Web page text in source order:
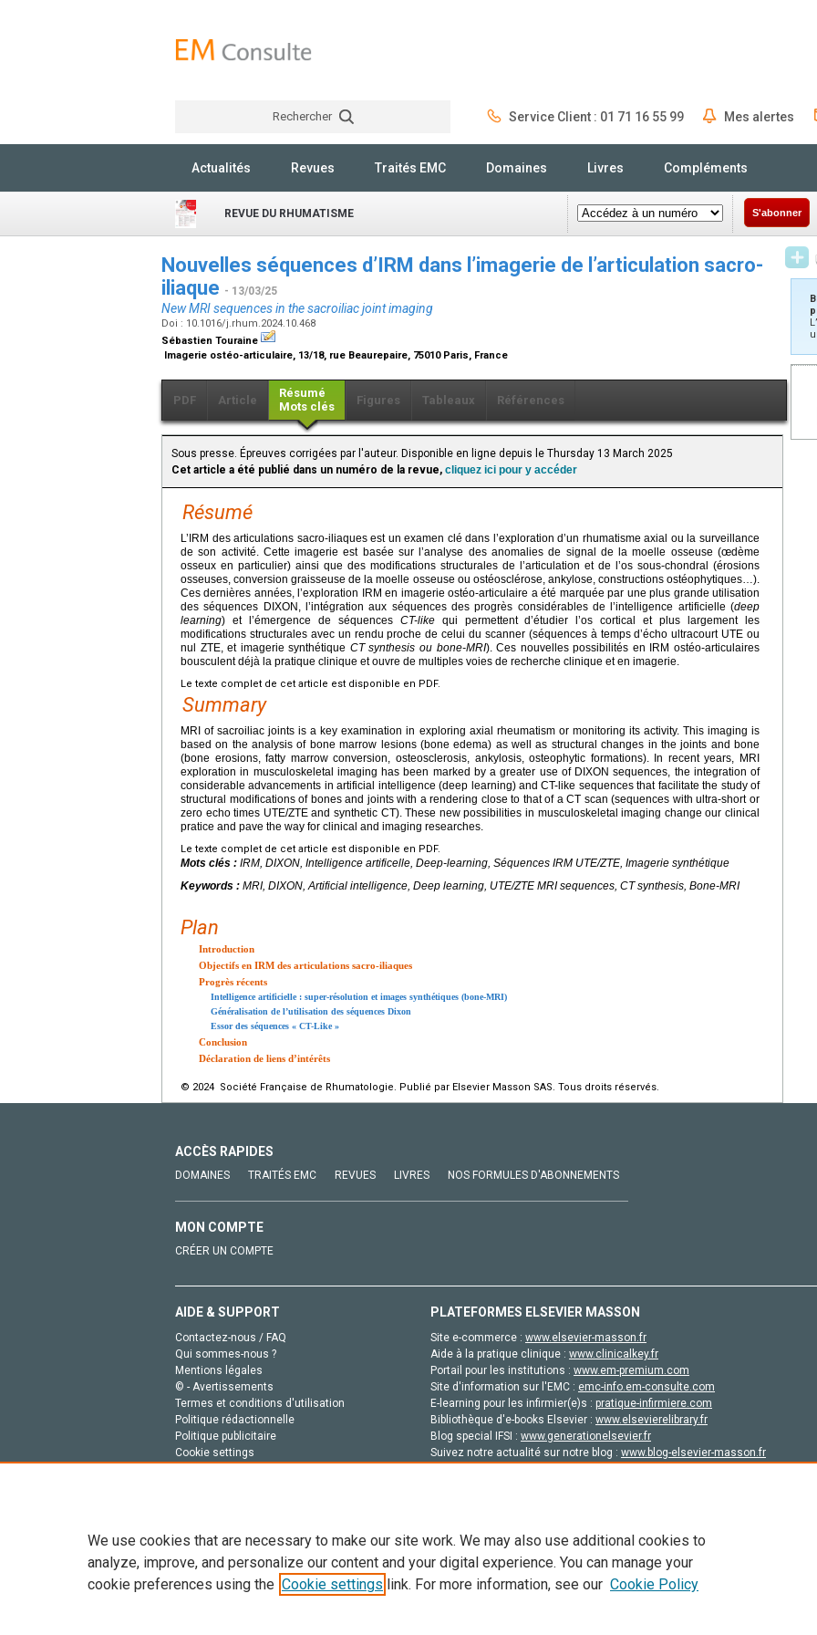
Rechercher Service Client : 01 71 16 55 99 Mes alertes
Actualités Revues Traités EMC Domaines Livres Compléments
REVUE DU RHUMATISME S'abonner
Nouvelles séquences d’IRM dans l’imagerie de l’articulation sacro-
iliaque - 13/03/25
New MRI sequences in the sacroiliac joint imaging
Doi : 10.1016/j.rhum.2024.10.468
Sébastien Touraine
Imagerie ostéo-articulaire, 13/18, rue Beaurepaire, 75010 Paris, France
PDF Article
Résumé
Mots clés
Figures Tableaux Références
Sous presse. Épreuves corrigées par l'auteur. Disponible en ligne depuis le Thursday 13 March 2025
Cet article a été publié dans un numéro de la revue, cliquez ici pour y accéder
Résumé
L’IRM des articulations sacro-iliaques est un examen clé dans l’exploration d’un rhumatisme axial ou la surveillance
de son activité. Cette imagerie est basée sur l’analyse des anomalies de signal de la moelle osseuse (œdème
osseux en particulier) ainsi que des modifications structurales de l’articulation et de l’os sous-chondral (érosions
osseuses, conversion graisseuse de la moelle osseuse ou ostéosclérose, ankylose, constructions ostéophytiques…).
Ces dernières années, l’exploration IRM en imagerie ostéo-articulaire a été marquée par une plus grande utilisation
des séquences DIXON, l’intégration aux séquences des progrès considérables de l’intelligence artificielle (deep
learning) et l’émergence de séquences CT-likequi permettent d’étudier l’os cortical et plus largement les
modifications structurales avec un rendu proche de celui du scanner (séquences à temps d’écho ultracourt UTE ou
nul ZTE, et imagerie synthétique CT synthesis ou bone-MRI). Ces nouvelles possibilités en IRM ostéo-articulaires
bousculent déjà la pratique clinique et ouvre de multiples voies de recherche clinique et en imagerie.
Le texte complet de cet article est disponible en PDF.
Summary
MRI of sacroiliac joints is a key examination in exploring axial rheumatism or monitoring its activity. This imaging is
based on the analysis of bone marrow lesions (bone edema) as well as structural changes in the joints and bone
(bone erosions, fatty marrow conversion, osteosclerosis, ankylosis, osteophytic formations). In recent years, MRI
exploration in musculoskeletal imaging has been marked by a greater use of DIXON sequences, the integration of
considerable advancements in artificial intelligence (deep learning) and CT-like sequences that facilitate the study of
structural modifications of bones and joints with a rendering close to that of a CT scan (sequences with ultra-short or
zero echo times UTE/ZTE and synthetic CT). These new possibilities in musculoskeletal imaging change our clinical
pratice and pave the way for clinical and imaging researches.
Le texte complet de cet article est disponible en PDF.
Mots clés : IRM, DIXON, Intelligence artificelle, Deep-learning , Séquences IRM UTE/ZTE, Imagerie synthétique
Keywords : MRI, DIXON, Artificial intelligence, Deep learning, UTE/ZTE MRI sequences, CT synthesis, Bone-MRI
Plan
Introduction
Objectifs en IRM des articulations sacro-iliaques
Progrès récents
Intelligence artificielle : super-résolution et images synthétiques (bone-MRI)
Généralisation de l’utilisation des séquences Dixon
Essor des séquences « CT-Like »
Conclusion
Déclaration de liens d’intérêts
© 2024 Société Française de Rhumatologie. Publié par Elsevier Masson SAS. Tous droits réservés.
ACCÈS RAPIDES
DOMAINES TRAITÉS EMC REVUES LIVRES NOS FORMULES D'ABONNEMENTS
MON COMPTE
CRÉER UN COMPTE
AIDE & SUPPORT
Contactez-nous / FAQ
Qui sommes-nous ?
Mentions légales
© - Avertissements
Termes et conditions d'utilisation
Politique rédactionnelle
Politique publicitaire
Cookie settings
PLATEFORMES ELSEVIER MASSON
Site e-commerce : www.elsevier-masson.fr
Aide à la pratique clinique : www.clinicalkey.fr
Portail pour les institutions : www.em-premium.com
Site d'information sur l'EMC : emc-info.em-consulte.com
E-learning pour les infirmier(e)s : pratique-infirmiere.com
Bibliothèque d'e-books Elsevier : www.elsevierelibrary.fr
Blog special IFSI : www.generationelsevier.fr
Suivez notre actualité sur notre blog : www.blog-elsevier-masson.fr
Tout le contenu de ce site: Copyright © 2026 Elsevier, ses concédants de licence et ses contributeurs. Tout les droits sont réservés,
de données, a la formation en IA et aux technologies similaires. Pour tout contenu en libre accès, les conditions de licence
We use cookies that are necessary to make our site work. We may also use additional cookies to
analyze, improve, and personalize our content and your digital experience. You can manage your
cookie preferences using the Cookie settings link. For more information, see our Cookie Policy